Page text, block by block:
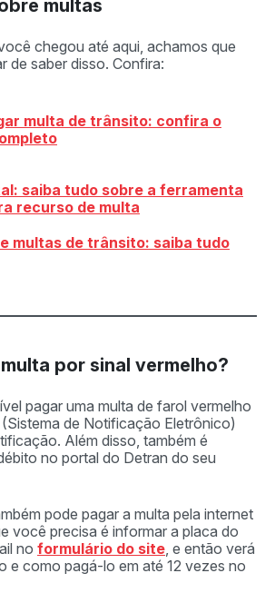
multas
chegou até aqui, achamos que
de saber disso. Confira:
multa de trânsito: confira o
saiba tudo sobre a ferramenta
recurso de multa
multas de trânsito: saiba tudo
por sinal vermelho?
pagar uma multa de farol vermelho
de Notificação Eletrônico)
Além disso, também é
no portal do Detran do seu
pode pagar a multa pela internet
você precisa é informar a placa do
no formulário do site, e então verá
e como pagá-lo em até 12 vezes no